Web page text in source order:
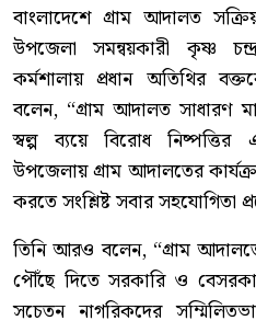
বাংলাদেশে গ্রাম আদালত
উপজেলা সমন্বয়কারী কৃষ্ণ
কর্মশালায় প্রধান অতিথির
বলেন, “গ্রাম আদালত সাধারণ
স্বল্প ব্যয়ে বিরোধ
উপজেলায় গ্রাম আদালতের
করতে সংশ্লিষ্ট সবার সহযোগিতা
তিনি আরও বলেন, “গ্রাম
পৌঁছে দিতে সরকারি ও
সচেতন নাগরিকদের